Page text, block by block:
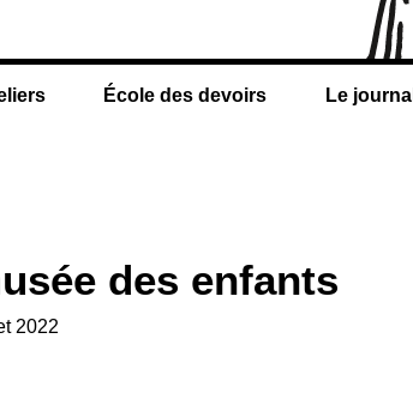
École des devoirs Le journal
des enfants
2022